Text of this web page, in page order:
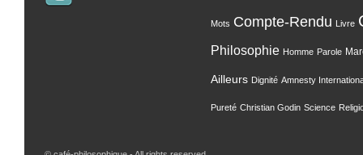
Mots Compte-Rendu Livre
Philosophie Homme Parole
Ailleurs Dignité Amnesty
Pureté Christian Godin Science